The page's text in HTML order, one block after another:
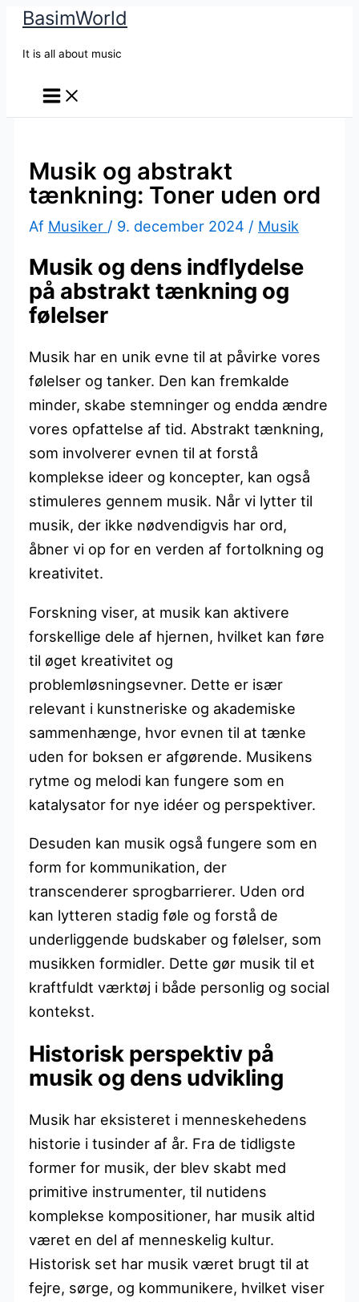
BasimWorld
It is all about music
Musik og abstrakt
tænkning: Toner uden ord
Af Musiker / 9. december 2024 / Musik
Musik og dens indflydelse
på abstrakt tænkning og
følelser
Musik har en unik evne til at påvirke vores
følelser og tanker. Den kan fremkalde
minder, skabe stemninger og endda ændre
vores opfattelse af tid. Abstrakt tænkning,
som involverer evnen til at forstå
komplekse ideer og koncepter, kan også
stimuleres gennem musik. Når vi lytter til
musik, der ikke nødvendigvis har ord,
åbner vi op for en verden af fortolkning og
kreativitet.
Forskning viser, at musik kan aktivere
forskellige dele af hjernen, hvilket kan føre
til øget kreativitet og
problemløsningsevner. Dette er især
relevant i kunstneriske og akademiske
sammenhænge, hvor evnen til at tænke
uden for boksen er afgørende. Musikens
rytme og melodi kan fungere som en
katalysator for nye idéer og perspektiver.
Desuden kan musik også fungere som en
form for kommunikation, der
transcenderer sprogbarrierer. Uden ord
kan lytteren stadig føle og forstå de
underliggende budskaber og følelser, som
musikken formidler. Dette gør musik til et
kraftfuldt værktøj i både personlig og social
kontekst.
Historisk perspektiv på
musik og dens udvikling
Musik har eksisteret i menneskehedens
historie i tusinder af år. Fra de tidligste
former for musik, der blev skabt med
primitive instrumenter, til nutidens
komplekse kompositioner, har musik altid
været en del af menneskelig kultur.
Historisk set har musik været brugt til at
fejre, sørge, og kommunikere, hvilket viser